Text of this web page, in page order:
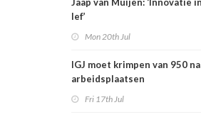
lef’
Mon 20th Jul
IGJ moet krimpen van 950
arbeidsplaatsen
Fri 17th Jul